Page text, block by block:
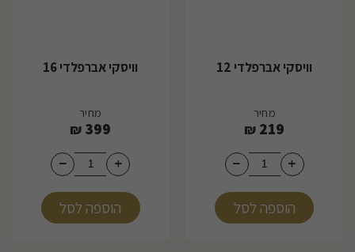
וויסקי אברפלדי 12
מחיר
219
₪
הוספה לסל
וויסקי אברפלדי 16
מחיר
399
₪
הוספה לסל